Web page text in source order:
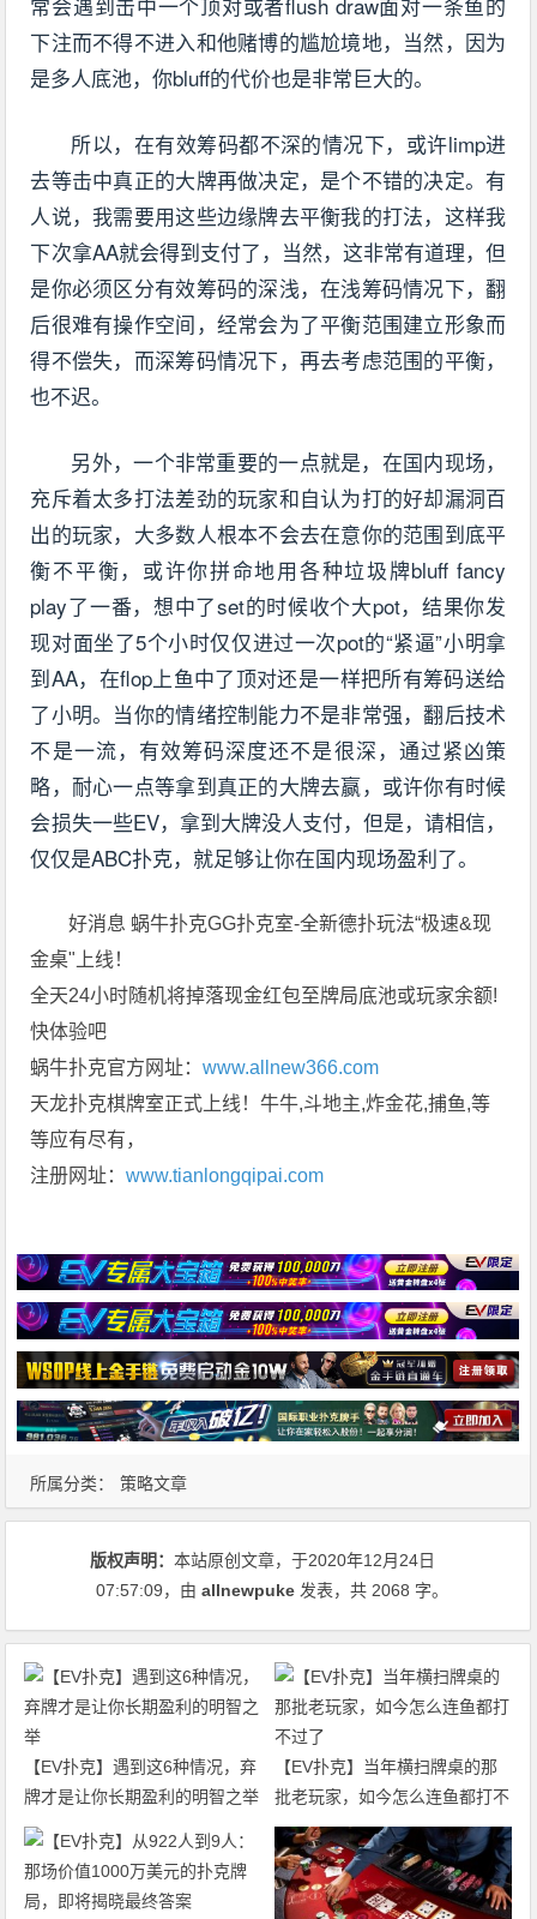
下注而不得不进入和他赌博的尴尬境地，当然，因为
是多人底池，你bluff的代价也是非常巨大的。
所以，在有效筹码都不深的情况下，或许limp进
去等击中真正的大牌再做决定，是个不错的决定。有
人说，我需要用这些边缘牌去平衡我的打法，这样我
下次拿AA就会得到支付了，当然，这非常有道理，但
是你必须区分有效筹码的深浅，在浅筹码情况下，翻
后很难有操作空间，经常会为了平衡范围建立形象而
得不偿失，而深筹码情况下，再去考虑范围的平衡，
也不迟。
另外，一个非常重要的一点就是，在国内现场，
充斥着太多打法差劲的玩家和自认为打的好却漏洞百
出的玩家，大多数人根本不会去在意你的范围到底平
衡不平衡，或许你拼命地用各种垃圾牌bluff fancy
play了一番，想中了set的时候收个大pot，结果你发
现对面坐了5个小时仅仅进过一次pot的“紧逼”小明拿
到AA，在flop上鱼中了顶对还是一样把所有筹码送给
了小明。当你的情绪控制能力不是非常强，翻后技术
不是一流，有效筹码深度还不是很深，通过紧凶策
略，耐心一点等拿到真正的大牌去赢，或许你有时候
会损失一些EV，拿到大牌没人支付，但是，请相信，
仅仅是ABC扑克，就足够让你在国内现场盈利了。
好消息 蜗牛扑克GG扑克室-全新德扑玩法“极速&现
金桌"上线！
全天24小时随机将掉落现金红包至牌局底池或玩家余额!
快体验吧
蜗牛扑克官方网址：www.allnew366.com
天龙扑克棋牌室正式上线！牛牛,斗地主,炸金花,捕鱼,等
等应有尽有，
注册网址：www.tianlongqipai.com
所属分类： 策略文章
版权声明：本站原创文章，于2020年12月24日
07:57:09，由allnewpuke 发表，共 2068 字。
【EV扑克】遇到这6种情况，弃
牌才是让你长期盈利的明智之举
【EV扑克】当年横扫牌桌的那
批老玩家，如今怎么连鱼都打不
过了